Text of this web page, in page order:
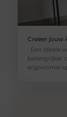
Creëer jouw
Een ideale
belangrijker
ergonomie